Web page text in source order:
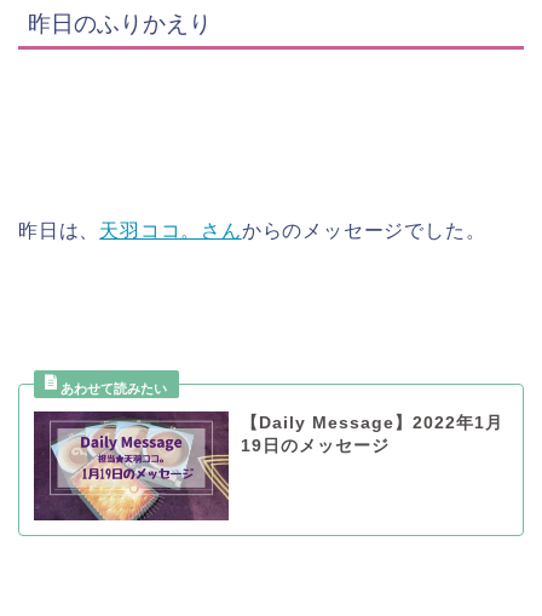
昨日のふりかえり
昨日は、 天羽ココ。さんからのメッセージでした。
【Daily Message】2022年1月
19日のメッセージ